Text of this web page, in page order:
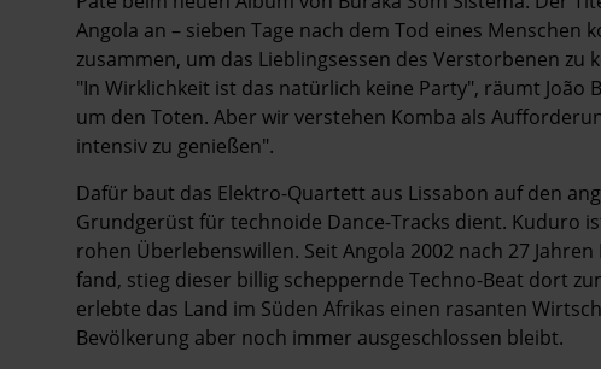
Angola an – sieben Tage nach dem Tod eines
zusammen, um das Lieblingsessen des Verstorbenen zu
"In Wirklichkeit ist das natürlich keine Party", räumt João
um den Toten. Aber wir verstehen Komba als
intensiv zu ­genießen".
Dafür baut das Elektro-Quartett aus Lissabon auf den
Grundgerüst für technoide Dance-Tracks dient. Kuduro
rohen Überlebenswillen. Seit Angola 2002 nach 27
fand, stieg dieser billig scheppernde Techno-Beat dort
erlebte das Land im Süden Afrikas einen rasanten
Bevölkerung aber noch immer ausgeschlossen bleibt.